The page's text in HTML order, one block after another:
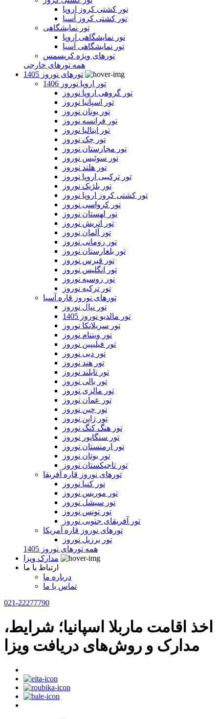
تور کشتی کروز اروپا
تور کشتی کروز آسیا
تور نمایشگاهی
تور نمایشگاهی اروپا
تور نمایشگاهی آسیا
تورهای ویژه کریسمس
همه تورهای خارجی
تورهای نوروز 1405
تور اروپا نوروز 1406
تور گروهی اروپا نوروز
تور اسپانیا نوروز
تور یونان نوروز
تور فرانسه نوروز
تور ایتالیا نوروز
تور چک نوروز
تور مجارستان نوروز
تور سوئیس نوروز
تور هلند نوروز
تور ترکیبی اروپا نوروز
تور بلژیک نوروز
تور کشتی کروز اروپا نوروز
تور کرواسی نوروز
تور لهستان نوروز
تور اتریش نوروز
تور آلمان نوروز
تور رومانی نوروز
تور بلغارستان نوروز
تور قبرس نوروز
تور انگلیس نوروز
تور روسیه نوروز
تور ترکیه نوروز
تورهای نوروز قاره آسیا
تور نپال نوروز
تور مالدیو نوروز 1405
تور سریلانکا نوروز
تور ویتنام نوروز
تور فیلیپین نوروز
تور دبی نوروز
تور هند نوروز
تور تایلند نوروز
تور بالی نوروز
تور مالزی نوروز
تور عمان نوروز
تور چین نوروز
تور ژاپن نوروز
تور هنگ کنگ نوروز
تور سنگاپور نوروز
تور ارمنستان نوروز
تور بوتان نوروز
تور تاجیکستان نوروز
تورهای نوروز قاره آفریقا
تور کنیا نوروز
تور موریس نوروز
تور سیشل نوروز
تور تونس نوروز
تور آفریقای جنوبی نوروز
تورهای نوروز قاره آمریکا
تور برزیل نوروز
همه تورهای نوروز 1405
مدارک ویزا
ارتباط با ما
درباره ما
تماس با ما
021-22277790
اخذ اقامت ماربلا اسپانیا؛ شرایط،
مدارک و روش‌های دریافت ویزا